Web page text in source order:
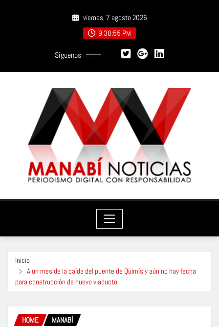
viernes, 7 agosto 2026
9:38:57 PM
Síguenos
Inicio
A un mes de la caída del puente de Quimís y aún no hay fecha
para construcción de nuevo viaducto
HOME MANABÍ